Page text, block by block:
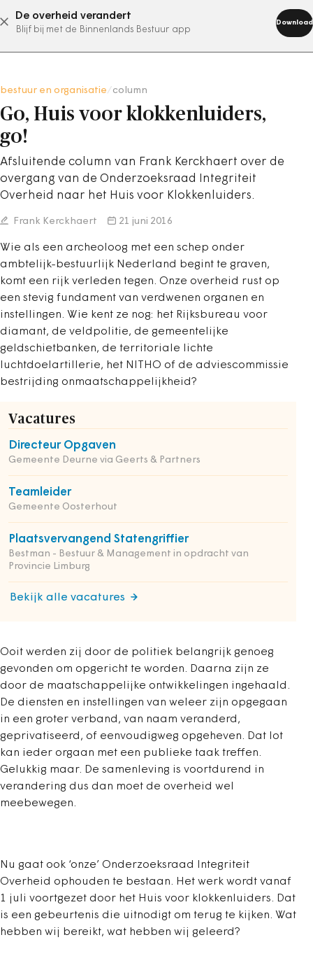
De overheid verandert
Blijf bij met de Binnenlands Bestuur app
Download
abonneer nu
bestuur en organisatie column
Go, Huis voor klokkenluiders,
go!
Afsluitende column van Frank Kerckhaert over de
overgang van de Onderzoeksraad Integriteit
Overheid naar het Huis voor Klokkenluiders.
Frank Kerckhaert 21 juni 2016
Wie als een archeoloog met een schep onder
ambtelijk-bestuurlijk Nederland begint te graven,
komt een rijk verleden tegen. Onze overheid rust op
een stevig fundament van verdwenen organen en
instellingen. Wie kent ze nog: het Rijksbureau voor
diamant, de veldpolitie, de gemeentelijke
geldschietbanken, de territoriale lichte
luchtdoelartillerie, het NITHO of de adviescommissie
bestrijding onmaatschappelijkheid?
Vacatures
Directeur Opgaven
Gemeente Deurne via Geerts & Partners
Teamleider
Gemeente Oosterhout
Plaatsvervangend Statengriffier
Bestman - Bestuur & Management in opdracht van
Provincie Limburg
Bekijk alle vacatures
Ooit werden zij door de politiek belangrijk genoeg
gevonden om opgericht te worden. Daarna zijn ze
door de maatschappelijke ontwikkelingen ingehaald.
De diensten en instellingen van weleer zijn opgegaan
in een groter verband, van naam veranderd,
geprivatiseerd, of eenvoudigweg opgeheven. Dat lot
kan ieder orgaan met een publieke taak treffen.
Gelukkig maar. De samenleving is voortdurend in
verandering dus dan moet de overheid wel
meebewegen.
Nu gaat ook ‘onze’ Onderzoeksraad Integriteit
Overheid ophouden te bestaan. Het werk wordt vanaf
1 juli voortgezet door het Huis voor klokkenluiders. Dat
is een gebeurtenis die uitnodigt om terug te kijken. Wat
hebben wij bereikt, wat hebben wij geleerd?